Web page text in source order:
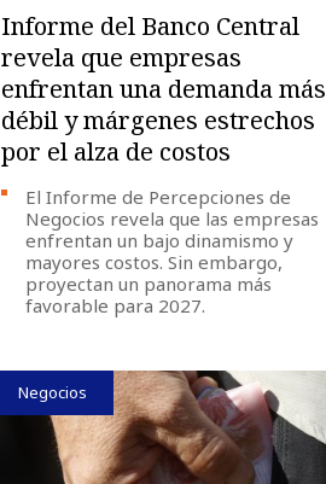
Informe del Banco Central
revela que empresas
enfrentan una demanda más
débil y márgenes estrechos
por el alza de costos
El Informe de Percepciones de
Negocios revela que las empresas
enfrentan un bajo dinamismo y
mayores costos. Sin embargo,
proyectan un panorama más
favorable para 2027.
Negocios